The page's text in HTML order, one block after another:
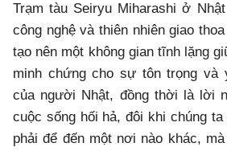
Trạm tàu Seiryu Miharashi ở
công nghệ và thiên nhiên giao
tạo nên một không gian tĩnh lặng
minh chứng cho sự tôn trọng và
của người Nhật, đồng thời là lời
cuộc sống hối hả, đôi khi chúng
phải để đến một nơi nào khác,